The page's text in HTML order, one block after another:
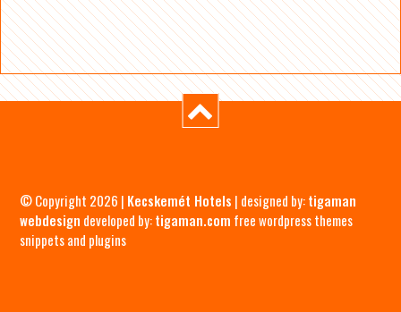
© Copyright 2026 | Kecskemét Hotels | designed by:tigaman
webdesign developed by:tigaman.com free wordpress themes
snippets and plugins